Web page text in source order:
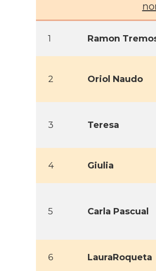
1 Ramon
2 Oriol Naudo
3 Teresa
4 Giulia
5 Carla Pascual
6 LauraRoqueta